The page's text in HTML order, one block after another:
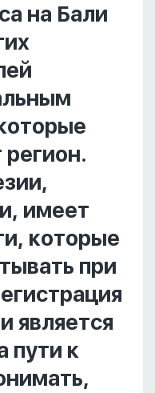
на Бали
регион.
имеет
которые
при
является
пути к